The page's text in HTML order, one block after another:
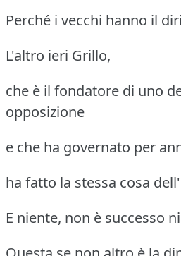
Perché i vecchi hanno il
L'altro ieri Grillo,
che è il fondatore di uno
opposizione
e che ha governato per
ha fatto la stessa cosa
E niente, non è successo